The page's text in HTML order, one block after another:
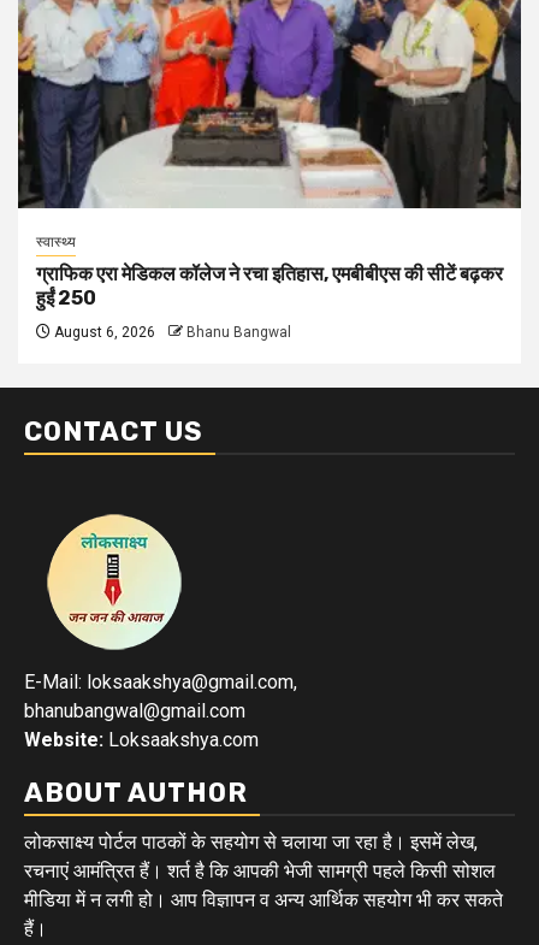
स्वास्थ्य
ग्राफिक एरा मेडिकल कॉलेज ने रचा इतिहास, एमबीबीएस की सीटें बढ़कर
हुईं 250
August 6, 2026 Bhanu Bangwal
CONTACT US
E-Mail: loksaakshya@gmail.com,
bhanubangwal@gmail.com
Website: Loksaakshya.com
ABOUT AUTHOR
लोकसाक्ष्य पोर्टल पाठकों के सहयोग से चलाया जा रहा है। इसमें लेख,
रचनाएं आमंत्रित हैं। शर्त है कि आपकी भेजी सामग्री पहले किसी सोशल
मीडिया में न लगी हो। आप विज्ञापन व अन्य आर्थिक सहयोग भी कर सकते
हैं।